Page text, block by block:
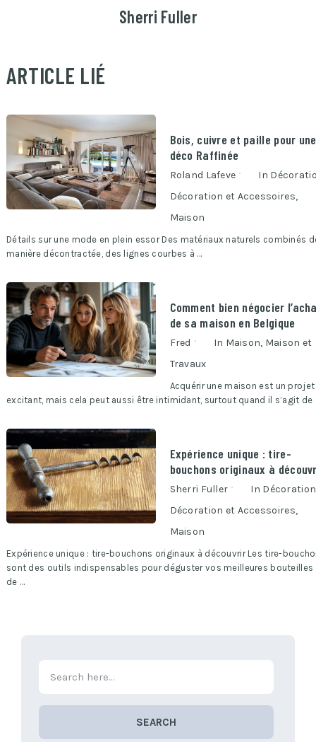
Sherri Fuller
ARTICLE LIÉ
Bois, cuivre et paille pour une
déco Raffinée
Roland Lafeve In
Décoration et Accessoires,
Maison
Détails sur une mode en plein essor Des matériaux naturels combinés
manière décontractée, des lignes courbes à …
Comment bien négocier
de sa maison en Belgique
Fred In Maison, Maison et
Travaux
Acquérir une maison est un projet
excitant, mais cela peut aussi être intimidant, surtout quand il s’agit de
Expérience unique : tire-
bouchons originaux à
Sherri Fuller In Décoration
Décoration et Accessoires,
Maison
Expérience unique : tire-bouchons originaux à découvrir Les tire-
sont des outils indispensables pour déguster vos meilleures bouteilles
de …
SEARCH